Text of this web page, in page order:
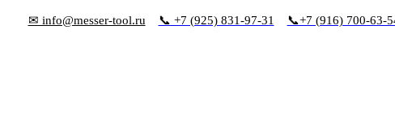
✉ info@messer-tool.ru 📞 +7 (925) 831-97-31 📞+7 (916) 700-63-